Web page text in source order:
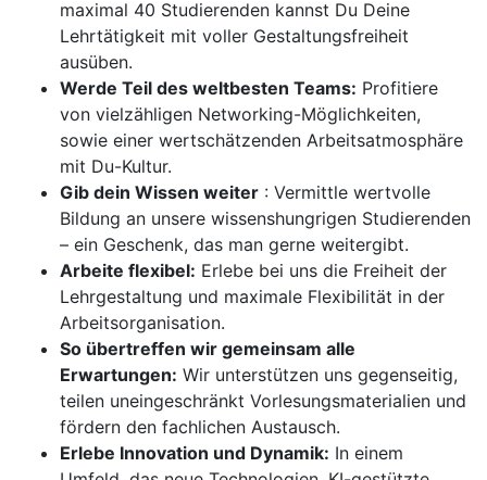
maximal 40 Studierenden kannst Du Deine
Lehrtätigkeit mit voller Gestaltungsfreiheit
ausüben.
Werde Teil des weltbesten Teams: Profitiere
von vielzähligen Networking-Möglichkeiten,
sowie einer wertschätzenden Arbeitsatmosphäre
mit Du-Kultur.
Gib dein Wissen weiter : Vermittle wertvolle
Bildung an unsere wissenshungrigen Studierenden
– ein Geschenk, das man gerne weitergibt.
Arbeite flexibel: Erlebe bei uns die Freiheit der
Lehrgestaltung und maximale Flexibilität in der
Arbeitsorganisation.
So übertreffen wir gemeinsam alle
Erwartungen: Wir unterstützen uns gegenseitig,
teilen uneingeschränkt Vorlesungsmaterialien und
fördern den fachlichen Austausch.
Erlebe Innovation und Dynamik: In einem